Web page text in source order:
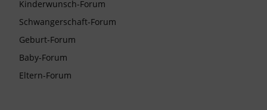
Kinderwunsch-Forum
Schwangerschaft-Forum
Geburt-Forum
Baby-Forum
Eltern-Forum